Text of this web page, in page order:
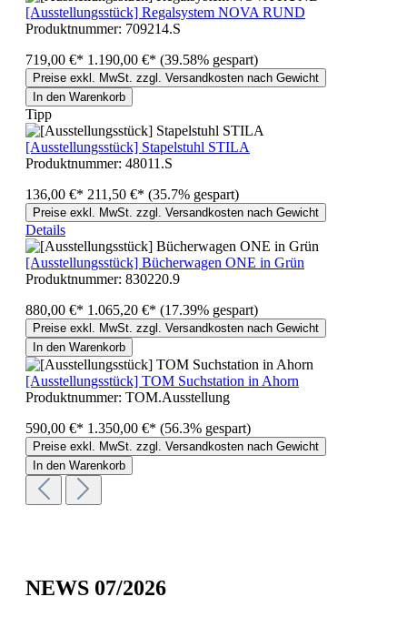
[Ausstellungsstück] Regalsystem NOVA RUND
Produktnummer: 709214.S
719,00 €* 1.190,00 €* (39.58% gespart)
Preise exkl. MwSt. zzgl. Versandkosten nach Gewicht
In den Warenkorb
Tipp
[Ausstellungsstück] Stapelstuhl STILA
Produktnummer: 48011.S
136,00 €* 211,50 €* (35.7% gespart)
Preise exkl. MwSt. zzgl. Versandkosten nach Gewicht
Details
[Ausstellungsstück] Bücherwagen ONE in Grün
Produktnummer: 830220.9
880,00 €* 1.065,20 €* (17.39% gespart)
Preise exkl. MwSt. zzgl. Versandkosten nach Gewicht
In den Warenkorb
[Ausstellungsstück] TOM Suchstation in Ahorn
Produktnummer: TOM.Ausstellung
590,00 €* 1.350,00 €* (56.3% gespart)
Preise exkl. MwSt. zzgl. Versandkosten nach Gewicht
In den Warenkorb
NEWS 07/2026